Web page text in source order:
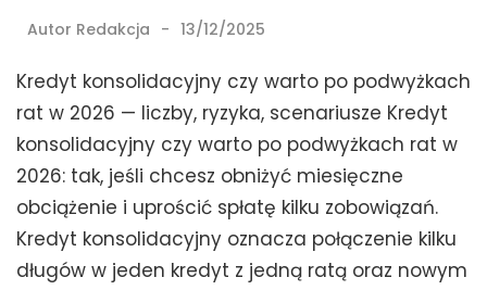
Autor Redakcja 13/12/2025
Kredyt konsolidacyjny czy warto po podwyżkach
rat w 2026 — liczby, ryzyka, scenariusze Kredyt
konsolidacyjny czy warto po podwyżkach rat w
2026: tak, jeśli chcesz obniżyć miesięczne
obciążenie i uprościć spłatę kilku zobowiązań.
Kredyt konsolidacyjny oznacza połączenie kilku
długów w jeden kredyt z jedną ratą oraz nowym